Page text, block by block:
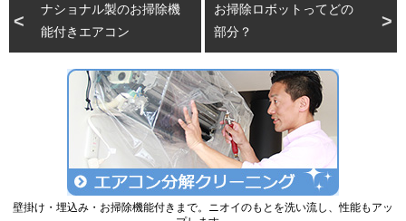
ナショナル製のお掃除機
能付きエアコン
お掃除ロボットってどの
部分？
壁掛け・埋込み・お掃除機能付きまで。ニオイのもとを洗い流し、性能もアッ